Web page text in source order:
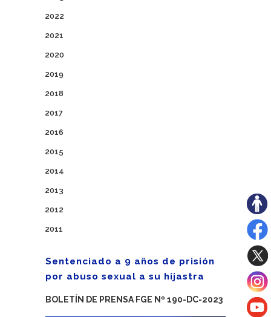
2022
2021
2020
2019
2018
2017
2016
2015
2014
2013
2012
2011
Sentenciado a 9 años de prisión
por abuso sexual a su hijastra
BOLETÍN DE PRENSA FGE Nº 190-DC-2023